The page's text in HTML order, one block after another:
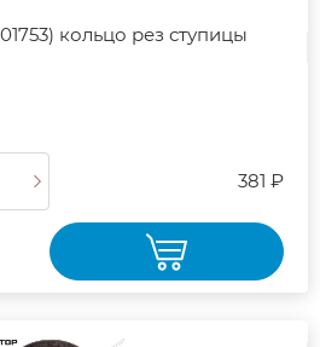
кольцо рез ступицы
381 ₽